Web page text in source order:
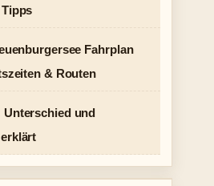
Fahrplan
& Routen
Unterschied und